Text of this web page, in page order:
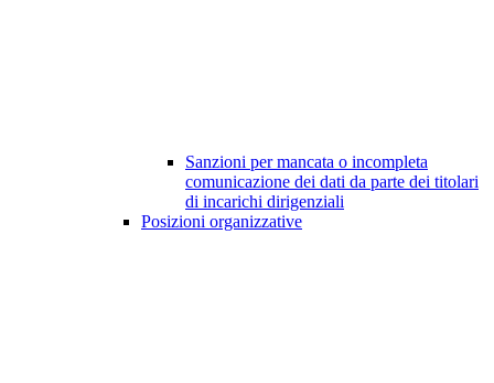
Sanzioni per mancata o incompleta
comunicazione dei dati da parte dei titolari
di incarichi dirigenziali
Posizioni organizzative